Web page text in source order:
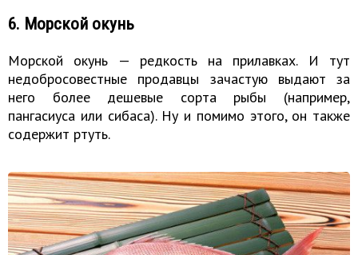
6. Морской окунь
Морской окунь — редкость на прилавках. И тут
недобросовестные продавцы зачастую выдают за
него более дешевые сорта рыбы (например,
пангасиуса или сибаса). Ну и помимо этого, он также
содержит ртуть.